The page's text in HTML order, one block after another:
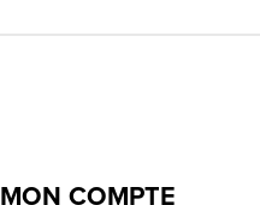
MON COMPTE